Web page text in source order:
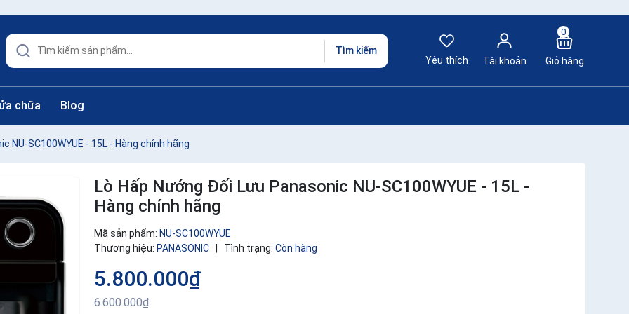
Tìm kiếm
Yêu thích
Tài khoản
0
Giỏ hàng
chữa Blog
NU-SC100WYUE - 15L - Hàng chính hãng
Lò Hấp Nướng Đối Lưu Panasonic NU-SC100WYUE - 15L -
Hàng chính hãng
Mã sản phẩm: NU-SC100WYUE
Thương hiệu: PANASONIC Tình trạng: Còn hàng
5.800.000₫
6.600.000₫